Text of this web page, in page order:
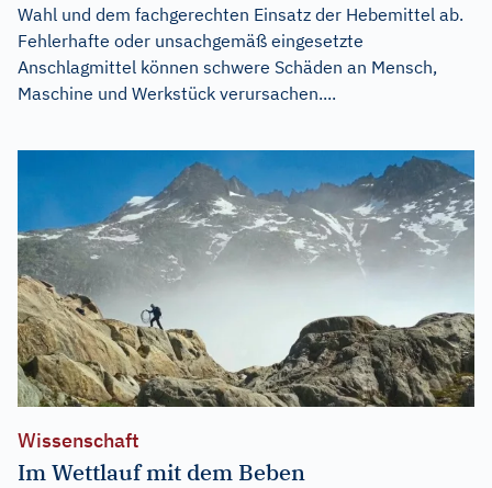
Wahl und dem fachgerechten Einsatz der Hebemittel ab.
Fehlerhafte oder unsachgemäß eingesetzte
Anschlagmittel können schwere Schäden an Mensch,
Maschine und Werkstück verursachen....
Wissenschaft
Im Wettlauf mit dem Beben